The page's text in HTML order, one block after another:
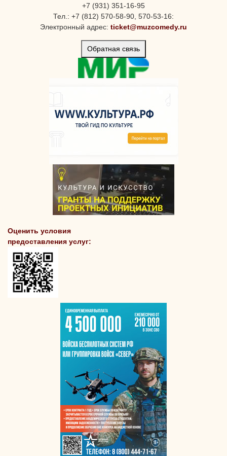
+7 (931) 351-16-95
Тел.: +7 (812) 570-58-90, 570-53-16:
Электронный адрес: ticket@muzcomedy.ru
Обратная связь
Оценить условия
предоставления услуг: